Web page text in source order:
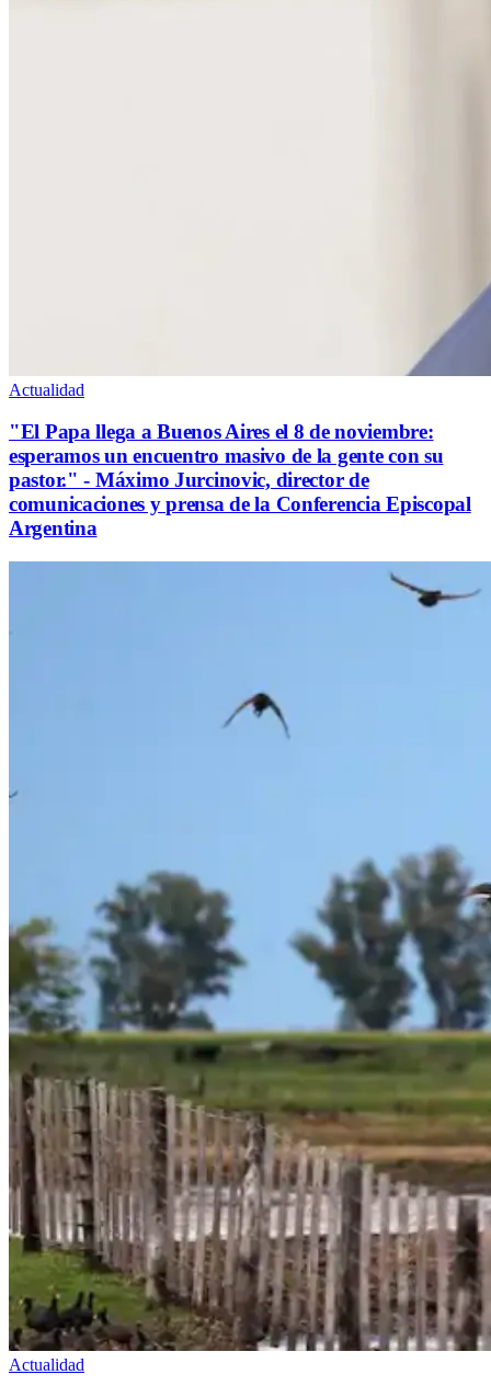
Actualidad
"El Papa llega a Buenos Aires el 8 de noviembre:
esperamos un encuentro masivo de la gente con su
pastor." - Máximo Jurcinovic, director de
comunicaciones y prensa de la Conferencia Episcopal
Argentina
Actualidad